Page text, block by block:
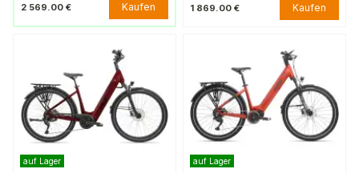
2 569.00 € Kaufen 1 869.00 € Kaufen
auf Lager auf Lager